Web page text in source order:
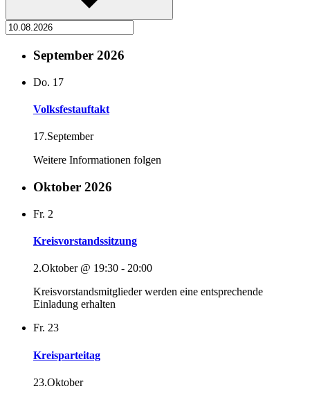
September 2026
Do. 17
Volksfestauftakt
17.September
Weitere Informationen folgen
Oktober 2026
Fr. 2
Kreisvorstandssitzung
2.Oktober @ 19:30 - 20:00
Kreisvorstandsmitglieder werden eine entsprechende
Einladung erhalten
Fr. 23
Kreisparteitag
23.Oktober